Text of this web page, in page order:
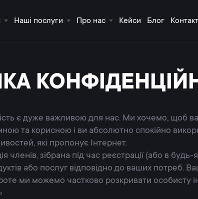
Наші послуги Про нас Кейси Блог
є дуже важливою для нас. Ми хочемо, щоб
та корисною і ви абсолютно спокійно
які пропонує Інтернет.
членів, зібрана під час реєстрації (або в
або послуг відповідно до ваших потреб.
ми можемо частково розкривати особисту